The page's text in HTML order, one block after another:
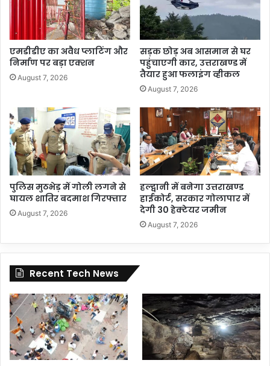
एमडीडीए का अवैध प्लाटिंग और
निर्माण पर बड़ा एक्शन
August 7, 2026
सड़क छोड़ अब आसमान से घर
पहुंचाएगी कार, उत्तराखण्ड में
तैयार हुआ फलाइंग व्हीकल
August 7, 2026
पुलिस मुठभेड़ में गोली लगने से
घायल शातिर बदमाश गिरफ्तार
August 7, 2026
हल्द्वानी में बनेगा उत्तराखण्ड
हाईकोर्ट, सरकार गोलापार में
देगी 30 हेक्टेयर जमीन
August 7, 2026
Recent Tech News